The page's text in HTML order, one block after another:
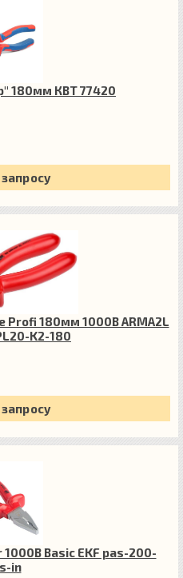
180мм КВТ 77420
Profi 180мм 1000В ARMA2L
K2-180
Basic EKF pas-200-
in